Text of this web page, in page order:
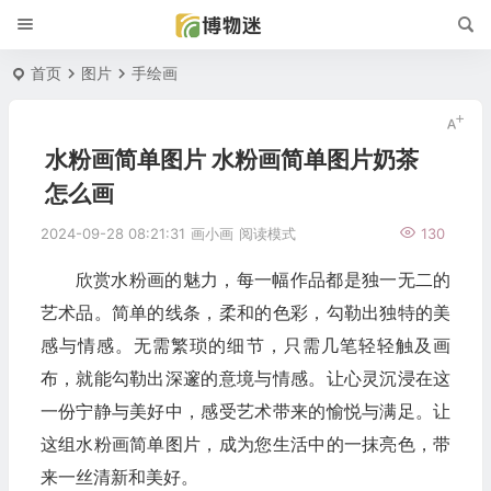
首页 图片 手绘画
水粉画简单图片 水粉画简单图片奶茶
怎么画
2024-09-28 08:21:31 画小画 130
阅读模式
欣赏水粉画的魅力，每一幅作品都是独一无二的
艺术品。简单的线条，柔和的色彩，勾勒出独特的美
感与情感。无需繁琐的细节，只需几笔轻轻触及画
布，就能勾勒出深邃的意境与情感。让心灵沉浸在这
一份宁静与美好中，感受艺术带来的愉悦与满足。让
这组水粉画简单图片，成为您生活中的一抹亮色，带
来一丝清新和美好。